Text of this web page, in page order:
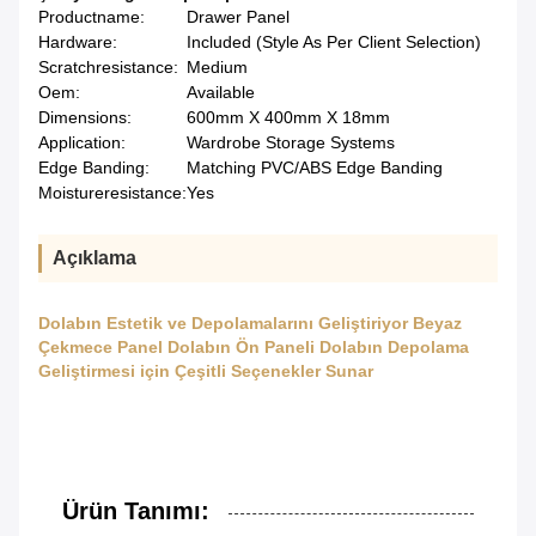
Productname:
Drawer Panel
Hardware:
Included (Style As Per Client Selection)
Scratchresistance: Medium
Oem:
Available
Dimensions:
600mm X 400mm X 18mm
Application:
Wardrobe Storage Systems
Edge Banding:
Matching PVC/ABS Edge Banding
Moistureresistance:Yes
Açıklama
Dolabın Estetik ve Depolamalarını Geliştiriyor Beyaz
Çekmece Panel Dolabın Ön Paneli Dolabın Depolama
Geliştirmesi için Çeşitli Seçenekler Sunar
Ürün Tanımı: